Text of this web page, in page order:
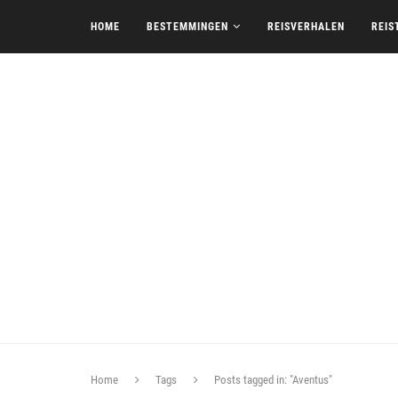
HOME BESTEMMINGEN REISVERHALEN
Home Tags Posts tagged in: "Aventus"